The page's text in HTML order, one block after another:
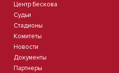
Центр Бескова
Судьи
Стадионы
Комитеты
Новости
Документы
Партнеры